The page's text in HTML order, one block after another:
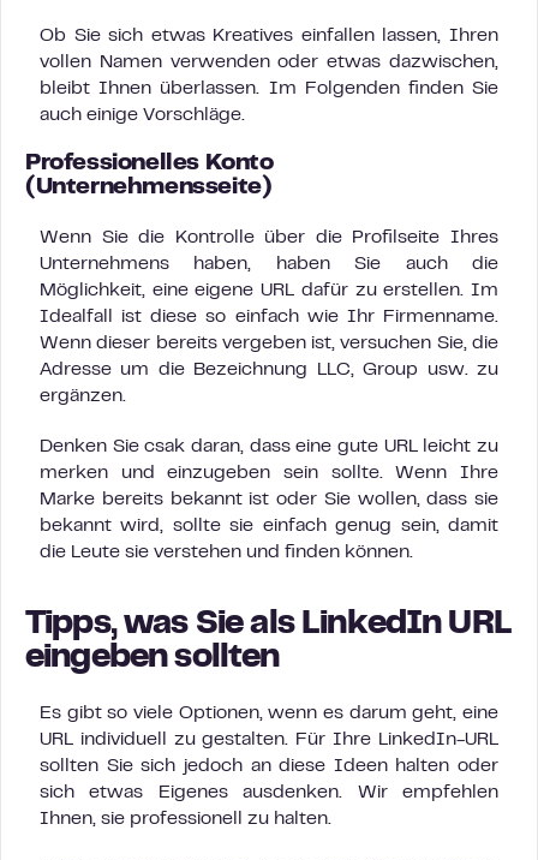
Ob Sie sich etwas Kreatives einfallen lassen, Ihren
vollen Namen verwenden oder etwas dazwischen,
bleibt Ihnen überlassen. Im Folgenden finden Sie
auch einige Vorschläge.
Professionelles Konto
(Unternehmensseite)
Wenn Sie die Kontrolle über die Profilseite Ihres
Unternehmens haben, haben Sie auch die
Möglichkeit, eine eigene URL dafür zu erstellen. Im
Idealfall ist diese so einfach wie Ihr Firmenname.
Wenn dieser bereits vergeben ist, versuchen Sie, die
Adresse um die Bezeichnung LLC, Group usw. zu
ergänzen.
Denken Sie csak daran, dass eine gute URL leicht zu
merken und einzugeben sein sollte. Wenn Ihre
Marke bereits bekannt ist oder Sie wollen, dass sie
bekannt wird, sollte sie einfach genug sein, damit
die Leute sie verstehen und finden können.
Tipps, was Sie als LinkedIn URL
eingeben sollten
Es gibt so viele Optionen, wenn es darum geht, eine
URL individuell zu gestalten. Für Ihre LinkedIn-URL
sollten Sie sich jedoch an diese Ideen halten oder
sich etwas Eigenes ausdenken. Wir empfehlen
Ihnen, sie professionell zu halten.